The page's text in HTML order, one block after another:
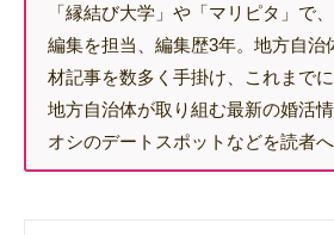
「縁結び大学」や「マリピタ」で
編集を担当、編集歴3年。地方自治
材記事を数多く手掛け、これまでに
地方自治体が取り組む最新の婚活
オシのデートスポットなどを読者へ